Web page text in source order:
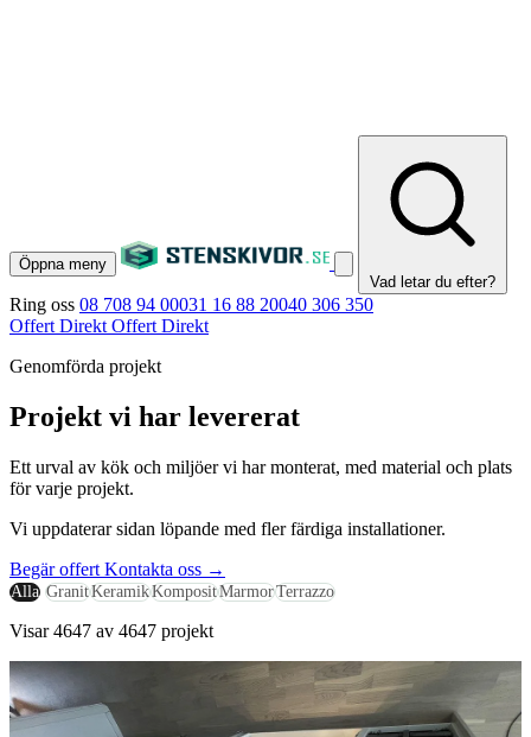
Öppna meny
Vad letar du efter?
Ring oss 08 708 94 00031 16 88 20040 306 350
Offert Direkt Offert Direkt
Genomförda projekt
Projekt vi har levererat
Ett urval av kök och miljöer vi har monterat, med material och plats
för varje projekt.
Vi uppdaterar sidan löpande med fler färdiga installationer.
Begär offert Kontakta oss →
Alla GranitKeramikKompositMarmorTerrazzo
Visar 4647 av 4647 projekt